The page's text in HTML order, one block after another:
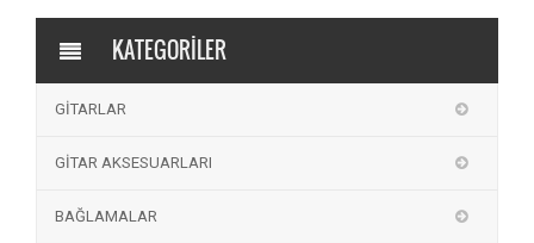
KATEGORİLER
GİTARLAR
GİTAR AKSESUARLARI
BAĞLAMALAR